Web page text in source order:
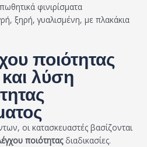
φινιρίσματα
ξηρή, γυαλισμένη, με πλακάκια
ποιότητας
λύση
οι κατασκευαστές βασίζονται
ποιότηταςδιαδικασίες.